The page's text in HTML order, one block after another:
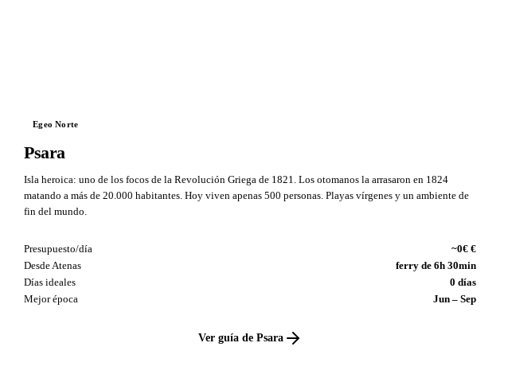
Egeo Norte
Psara
Isla heroica: uno de los focos de la Revolución Griega de 1821. Los otomanos la arrasaron en 1824
matando a más de 20.000 habitantes. Hoy viven apenas 500 personas. Playas vírgenes y un ambiente de
fin del mundo.
Presupuesto/día
~0€ €
Desde Atenas
ferry de 6h 30min
Días ideales
0 días
Mejor época
Jun – Sep
Ver guía de Psara